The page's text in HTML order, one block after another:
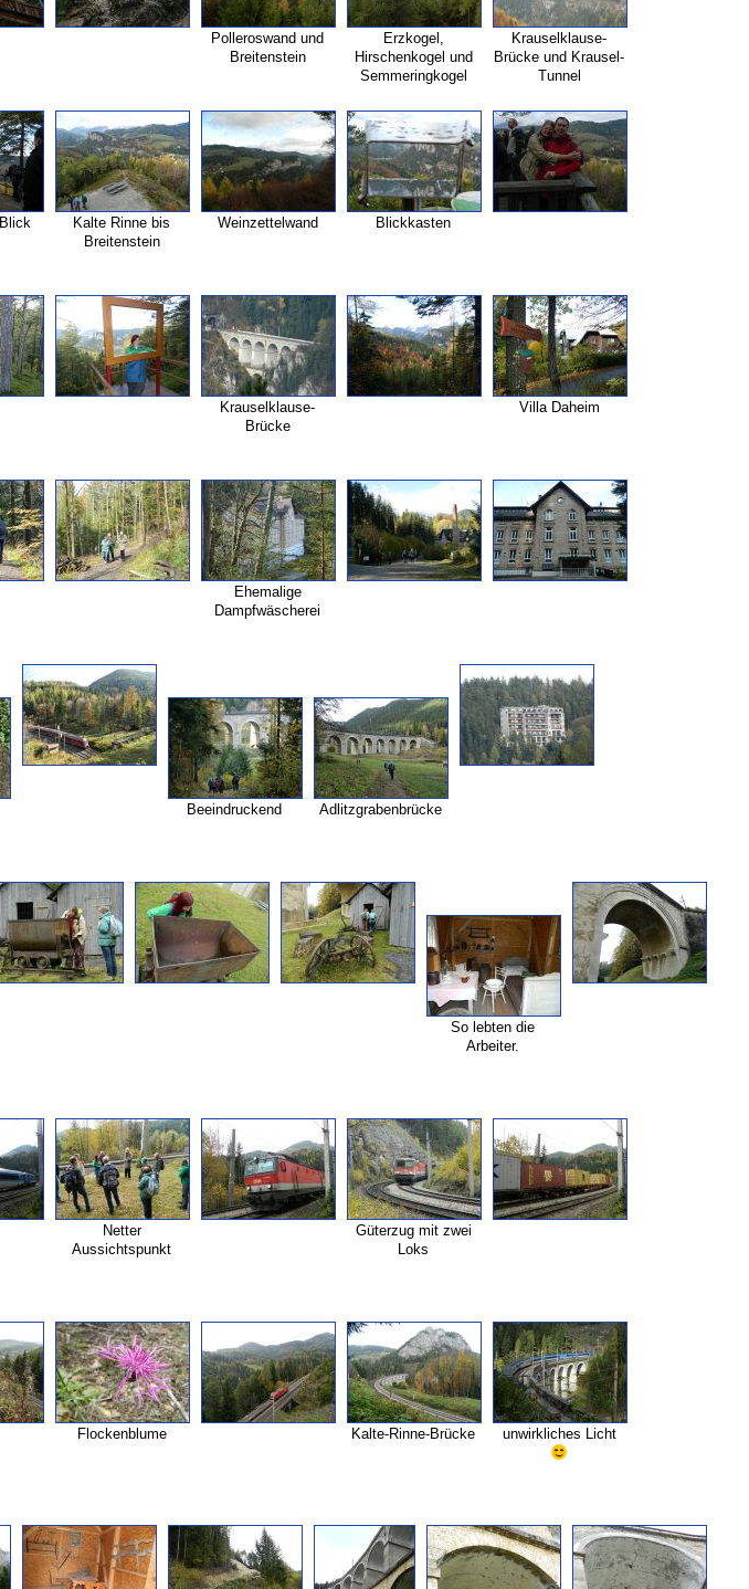
Polleroswand und
Breitenstein
Erzkogel,
Hirschenkogel und
Semmeringkogel
Krauselklause-
Brücke und Krausel-
Tunnel
Blick
Kalte Rinne bis
Breitenstein
Weinzettelwand Blickkasten
Krauselklause-
Brücke
Villa Daheim
Ehemalige
Dampfwäscherei
Beeindruckend Adlitzgrabenbrücke
So lebten die
Arbeiter.
Netter
Aussichtspunkt
Güterzug mit zwei
Loks
Flockenblume Kalte-Rinne-Brücke unwirkliches Licht